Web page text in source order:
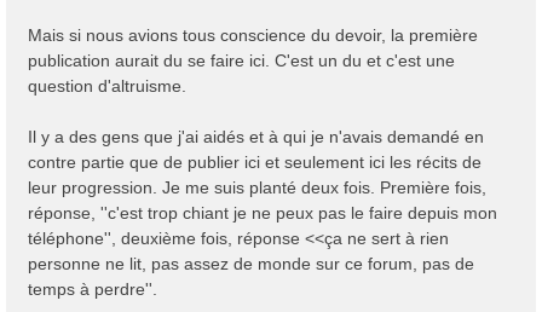
Mais si nous avions tous conscience du devoir, la première
publication aurait du se faire ici. C'est un du et c'est une
question d'altruisme.
Il y a des gens que j'ai aidés et à qui je n'avais demandé en
contre partie que de publier ici et seulement ici les récits de
leur progression. Je me suis planté deux fois. Première fois,
réponse, ''c'est trop chiant je ne peux pas le faire depuis mon
téléphone'', deuxième fois, réponse <<ça ne sert à rien
personne ne lit, pas assez de monde sur ce forum, pas de
temps à perdre''.